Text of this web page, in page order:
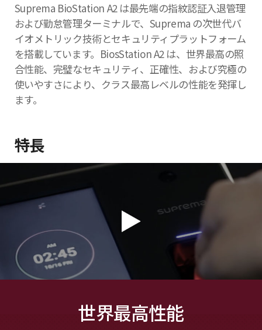
Suprema BioStation A2 は最先端の指紋認証入退管理
および勤怠管理ターミナルで、Suprema の次世代バ
イオメトリック技術とセキュリティプラットフォーム
を搭載しています。BiosStation A2 は、世界最高の照
合性能、完璧なセキュリティ、正確性、および究極の
使いやすさにより、クラス最高レベルの性能を発揮し
ます。
特長
世界最高性能